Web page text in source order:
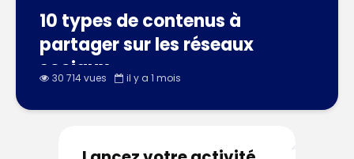
10 types de contenus à
partager sur les réseaux
sociaux
30 714 vues il y a 1 mois